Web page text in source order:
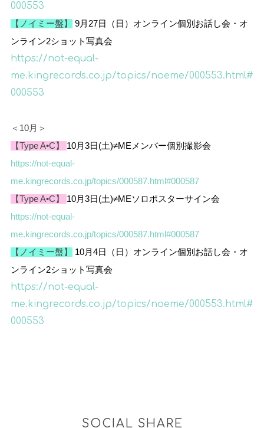
000553
【ノイミー盤】 9月 27日（日） オンライン個別お話し会・オ
ンライン2ショット写真会
https://not-equal-
me.kingrecords.co.jp/topics/noeme/000553.html#
000553
＜10月＞
【Type A•C】 10月3日(土)≠MEメンバー個別撮影会
https://not-equal-
me.kingrecords.co.jp/topics/000587.html#000587
【Type A•C】 10月3日(土)≠MEソロポスターサイン会
https://not-equal-
me.kingrecords.co.jp/topics/000587.html#000587
【ノイミー盤】
10月 4日（日） オンライン個別お話し会・オ
ンライン2ショット写真会
https://not-equal-
me.kingrecords.co.jp/topics/noeme/000553.html#
000553
SOCIAL SHARE